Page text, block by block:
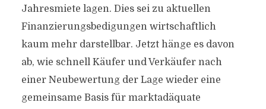
Jahresmiete lagen. Dies sei zu aktuellen
Finanzierungsbedigungen wirtschaftlich
kaum mehr darstellbar. Jetzt hänge es davon
ab, wie schnell Käufer und Verkäufer nach
einer Neubewertung der Lage wieder eine
gemeinsame Basis für marktadäquate